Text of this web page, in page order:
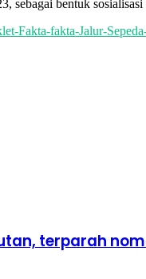
bentuk sosialisasi
Fakta-fakta-Jalur-
terparah